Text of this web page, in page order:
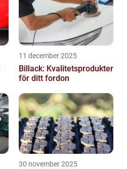
11 december 2025
Billack: Kvalitetsprodukter
för ditt fordon
30 november 2025